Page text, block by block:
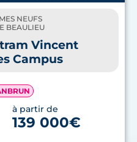
NEUFS
BEAULIEU
Vincent
Campus
à partir de
139 000€